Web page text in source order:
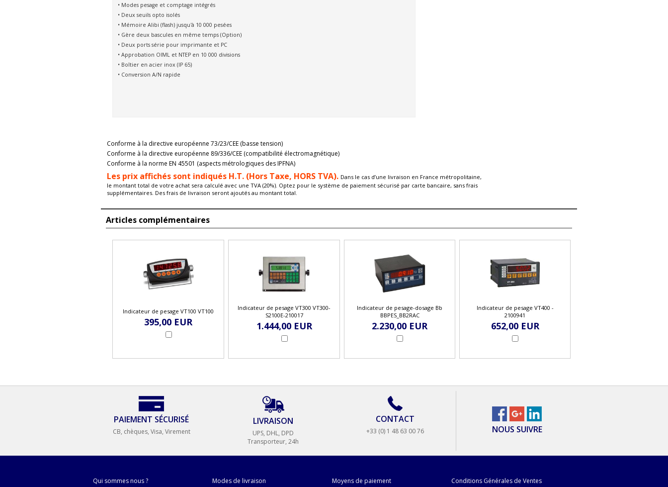
• Modes pesage et comptage intégrés
• Deux seuils opto isolés
• Mémoire Alibi (flash) jusqu'à 10 000 pesées
• Gère deux bascules en même temps (Option)
• Deux ports série pour imprimante et PC
• Approbation OIML et NTEP en 10 000 divisions
• Boîtier en acier inox (IP 65)
• Conversion A/N rapide
Conforme à la directive européenne 73/23/CEE (basse tension)
Conforme à la directive européenne 89/336/CEE (compatibilité électromagnétique)
Conforme à la norme EN 45501 (aspects métrologiques des IPFNA)
Les prix affichés sont indiqués H.T. (Hors Taxe, HORS TVA). Dans le cas d’une livraison en France métropolitaine,
le montant total de votre achat sera calculé avec une TVA (20%). Optez pour le système de paiement sécurisé par carte bancaire, sans frais
supplémentaires. Des frais de livraison seront ajoutés au montant total.
Articles complémentaires
Indicateur de pesage VT100 VT100
395,00 EUR
Indicateur de pesage VT300 VT300-
S2100E-210017
1.444,00 EUR
Indicateur de pesage-dosage Bb
BBPES_BB2RAC
2.230,00 EUR
Indicateur de pesage VT400 -
2100941
652,00 EUR
PAIEMENT SÉCURISÉ
CB, chèques, Visa, Virement
LIVRAISON
UPS, DHL, DPD
Transporteur, 24h
CONTACT
+33 (0) 1 48 63 00 76 NOUS SUIVRE
Qui sommes nous ? Modes de livraison Moyens de paiement Conditions Générales de Ventes